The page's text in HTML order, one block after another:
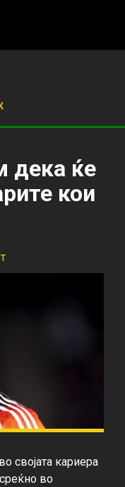
дека ќе
кои
својата кариера
во